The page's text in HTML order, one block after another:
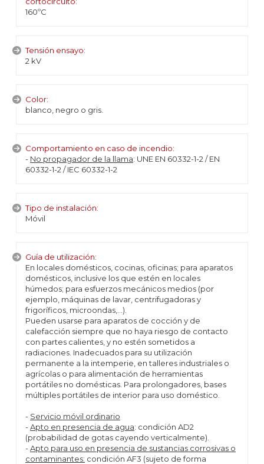
160ºC
Tensión ensayo:
2 kV
Color:
blanco, negro o gris.
Comportamiento en caso de incendio:
- No propagador de la llama: UNE EN 60332-1-2 / EN
60332-1-2 / IEC 60332-1-2
Tipo de instalación:
Móvil
Guía de utilización:
En locales domésticos, cocinas, oficinas; para aparatos
domésticos, inclusive los que estén en locales
húmedos; para esfuerzos mecánicos medios (por
ejemplo, máquinas de lavar, centrifugadoras y
frigoríficos, microondas,…).
Pueden usarse para aparatos de cocción y de
calefacción siempre que no haya riesgo de contacto
con partes calientes, y no estén sometidos a
radiaciones. Inadecuados para su utilización
permanente a la intemperie, en talleres industriales o
agrícolas o para alimentación de herramientas
portátiles no domésticas. Para prolongadores, bases
múltiples portátiles de interior para uso doméstico.
- Servicio móvil ordinario
-Apto en presencia de agua: condición AD2
(probabilidad de gotas cayendo verticalmente).
-Apto para uso en presencia de sustancias corrosivas o
contaminantes: condición AF3 (sujeto de forma